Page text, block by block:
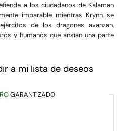
a los ciudadanos de Kalaman
imparable mientras Krynn se
de los dragones avanzan,
y humanos que ansían una parte
a mi lista de deseos
GARANTIZADO